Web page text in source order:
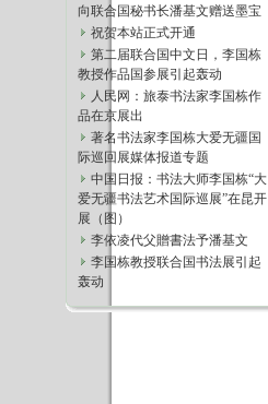
向联合国秘书长潘基文赠送墨宝
祝贺本站正式开通
第二届联合国中文日，李国栋
教授作品国参展引起轰动
人民网：旅泰书法家李国栋作
品在京展出
著名书法家李国栋大爱无疆国
际巡回展媒体报道专题
中国日报：书法大师李国栋“大
爱无疆书法艺术国际巡展”在昆开
展（图）
李依凌代父贈書法予潘基文
李国栋教授联合国书法展引起
轰动